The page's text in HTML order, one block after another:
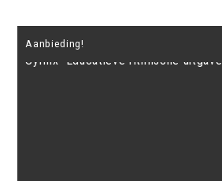
Aanbieding!
Syrinx- Educatieve ritmische uitgave